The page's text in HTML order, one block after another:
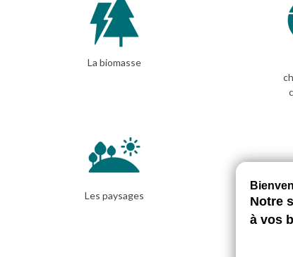
La biomasse
Les paysages